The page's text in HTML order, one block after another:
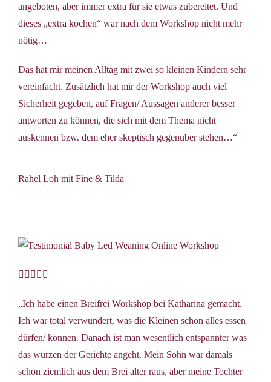
angeboten, aber immer extra für sie etwas zubereitet. Und
dieses „extra kochen“ war nach dem Workshop nicht mehr
nötig…
Das hat mir meinen Alltag mit zwei so kleinen Kindern sehr
vereinfacht. Zusätzlich hat mir der Workshop auch viel
Sicherheit gegeben, auf Fragen/ Aussagen anderer besser
antworten zu können, die sich mit dem Thema nicht
auskennen bzw. dem eher skeptisch gegenüber stehen…“
Rahel Loh mit Fine & Tilda
    
„Ich habe einen Breifrei Workshop bei Katharina gemacht.
Ich war total verwundert, was die Kleinen schon alles essen
dürfen/ können. Danach ist man wesentlich entspannter was
das würzen der Gerichte angeht. Mein Sohn war damals
schon ziemlich aus dem Brei alter raus, aber meine Tochter